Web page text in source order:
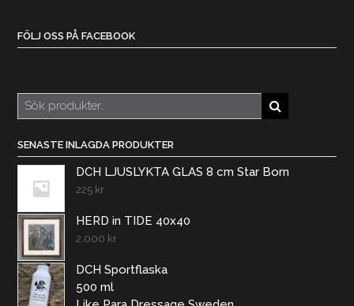
FÖLJ OSS PÅ FACEBOOK
Sök
efter:
SENASTE INLAGDA PRODUKTER
DCH LJUSLYKTA GLAS 8 cm Star Born
225 kr
HERD in TIDE 40x40
2.000 kr
DCH Sportflaska
500 ml